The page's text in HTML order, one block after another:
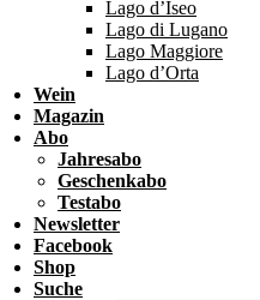
Lago d’Iseo
Lago di Lugano
Lago Maggiore
Lago d’Orta
Wein
Magazin
Abo
Jahresabo
Geschenkabo
Testabo
Newsletter
Facebook
Shop
Suche